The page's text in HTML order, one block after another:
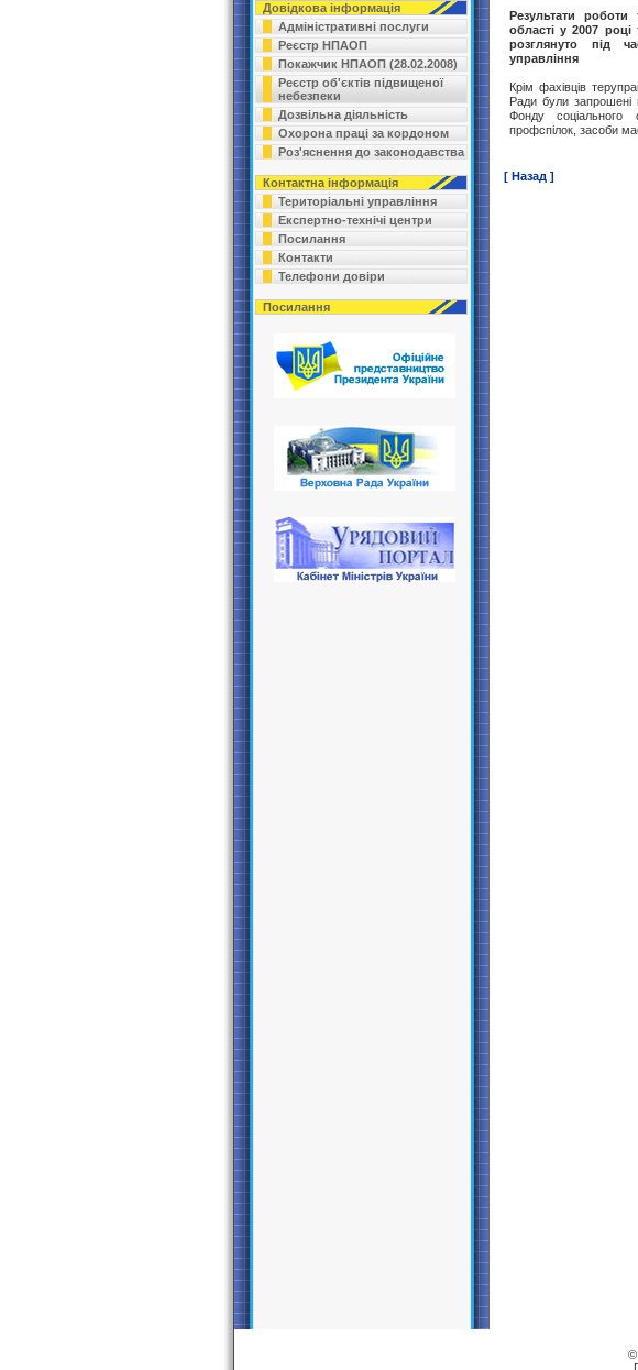
Довідкова інформація
Адміністративні послуги
Реєстр НПАОП
Покажчик НПАОП (28.02.2008)
Реєстр об'єктів підвищеної
небезпеки
Дозвільна діяльність
Охорона праці за кордоном
Роз'яснення до законодавства
Контактна інформація
Територіальні управління
Експертно-технічі центри
Посилання
Контакти
Телефони довіри
Посилання
Результати роботи
області у 2007
розглянуто під
управління
Крім фахівців
Ради були запрошені
Фонду соціального
профспілок, засоби
[ Назад ]
©